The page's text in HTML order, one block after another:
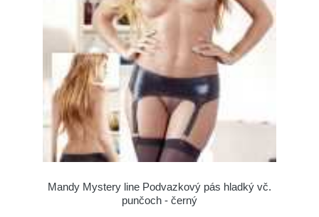
Mandy Mystery line Podvazkový pás hladký vč.
punčoch - černý